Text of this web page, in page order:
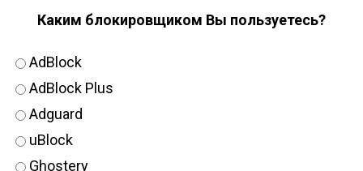
Каким блокировщиком Вы пользуетесь?
AdBlock
AdBlock Plus
Adguard
uBlock
Ghostery